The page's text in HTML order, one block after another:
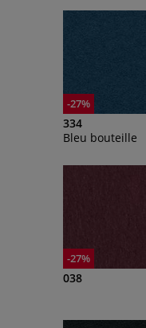
-27%
334
Bleu bouteille
-27%
038